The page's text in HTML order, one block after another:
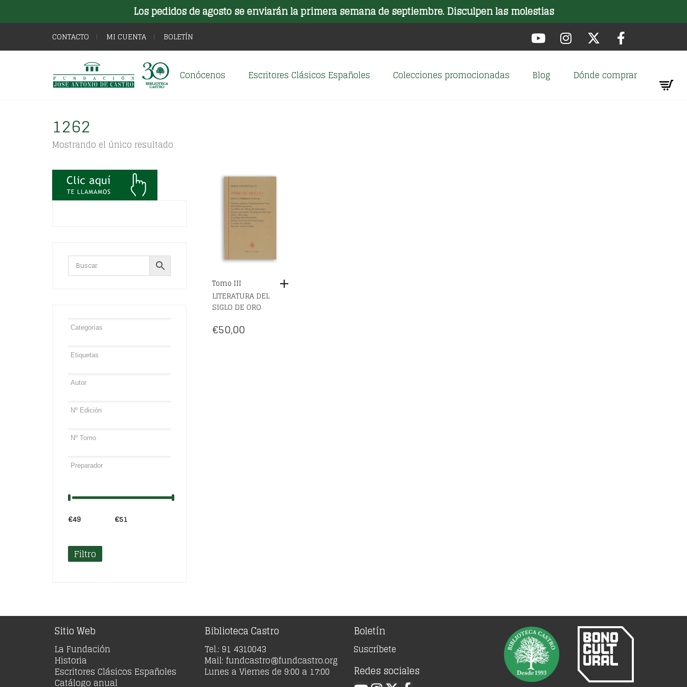
Los pedidos de agosto se enviarán la primera semana de septiembre. Disculpen las molestias
CONTACTO MI CUENTA BOLETÍN
Conócenos Escritores Clásicos Españoles Colecciones promocionadas Blog Dónde comprar
1262
Mostrando el único resultado
Tomo III
LITERATURA DEL
SIGLO DE ORO
€50,00
€49 €51
Filtro
Sitio Web
La Fundación
Historia
Escritores Clásicos Españoles
Catálogo anual
Biblioteca Castro
Tel.: 91 4310043
Mail: fundcastro@fundcastro.org
Lunes a Viernes de 9:00 a 17:00
Boletín
Suscríbete
Redes sociales